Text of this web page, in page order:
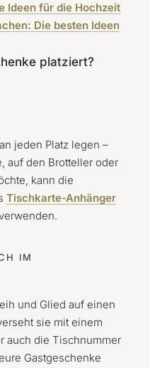
Ideen für die Hochzeit
Die besten Ideen
platziert?
jeden Platz legen –
auf den Brotteller oder
kann die
Tischkarte-Anhänger
IM
und Glied auf einen
sie mit einem
auch die Tischnummer
Gastgeschenke